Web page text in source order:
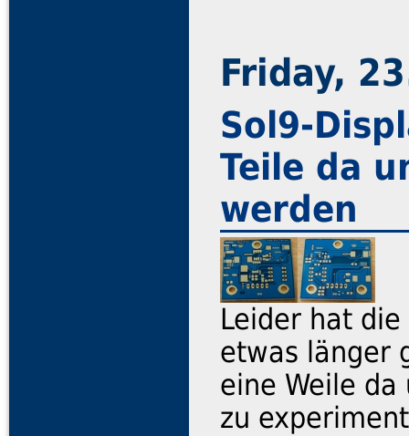
Friday,
Sol9-
Teile da
werden
Leider hat
etwas länger
eine Weile
zu